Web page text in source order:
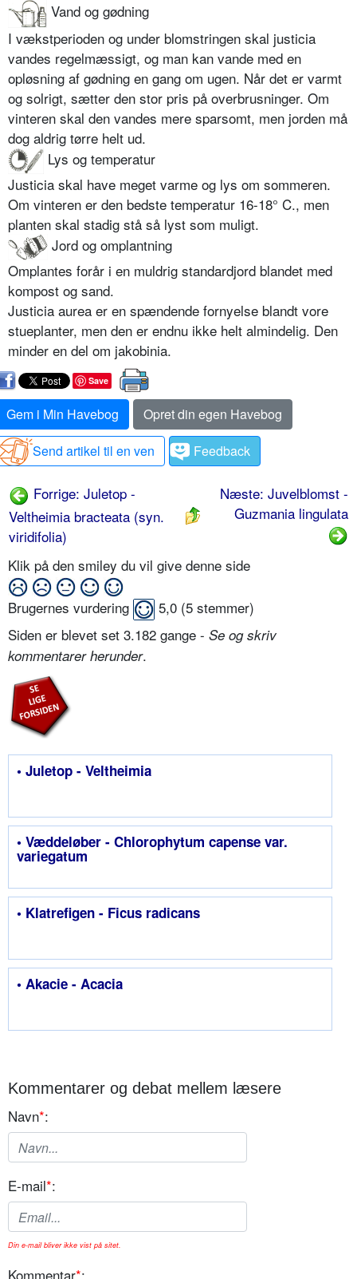
Vand og gødning
I vækstperioden og under blomstringen skal justicia
vandes regelmæssigt, og man kan vande med en
opløsning af gødning en gang om ugen. Når det er varmt
og solrigt, sætter den stor pris på overbrusninger. Om
vinteren skal den vandes mere sparsomt, men jorden må
dog aldrig tørre helt ud.
Lys og temperatur
Justicia skal have meget varme og lys om sommeren.
Om vinteren er den bedste temperatur 16-18° C., men
planten skal stadig stå så lyst som muligt.
Jord og omplantning
Omplantes forår i en muldrig standardjord blandet med
kompost og sand.
Justicia aurea er en spændende fornyelse blandt vore
stueplanter, men den er endnu ikke helt almindelig. Den
minder en del om jakobinia.
Save
Gem i Min Havebog
Opret din egen Havebog
Send artikel til en ven
Feedback
Forrige: Juletop -
Veltheimia bracteata (syn.
viridifolia)
Næste: Juvelblomst -
Guzmania lingulata
Klik på den smiley du vil give denne side
Brugernes vurdering 5,0 (5 stemmer)
Siden er blevet set 3.182 gange - Se og skriv
kommentarer herunder.
• Juletop - Veltheimia
• Væddeløber - Chlorophytum capense var.
variegatum
• Klatrefigen - Ficus radicans
• Akacie - Acacia
Kommentarer og debat mellem læsere
Navn*:
E-mail*:
Din e-mail bliver ikke vist på sitet.
Kommentar*: